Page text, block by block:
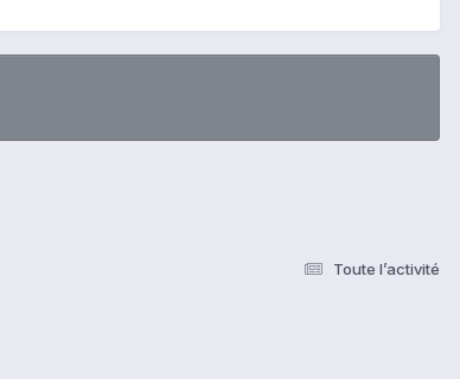
Toute l’activité